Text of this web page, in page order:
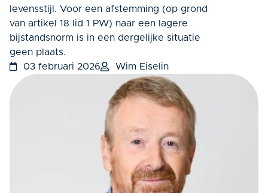
levensstijl. Voor een afstemming (op grond
van artikel 18 lid 1 PW) naar een lagere
bijstandsnorm is in een dergelijke situatie
geen plaats.
03 februari 2026
Wim Eiselin